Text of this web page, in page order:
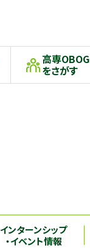
高専OBOG
をさがす
インターンシップ
・イベント情報